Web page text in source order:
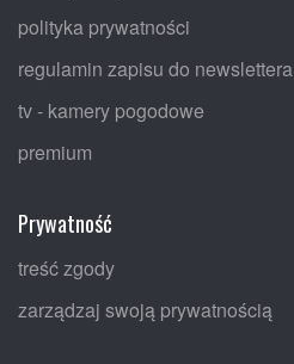
polityka prywatności
regulamin zapisu do newslettera
tv - kamery pogodowe
premium
Prywatność
treść zgody
zarządzaj swoją prywatnością